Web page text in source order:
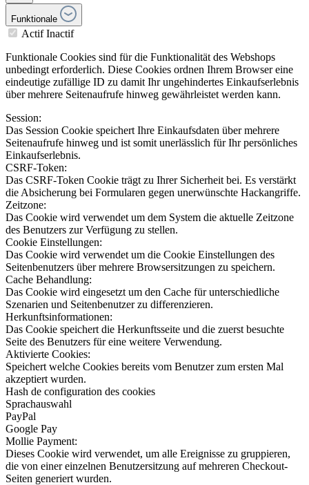
Funktionale
Actif Inactif
Funktionale Cookies sind für die Funktionalität des Webshops
unbedingt erforderlich. Diese Cookies ordnen Ihrem Browser eine
eindeutige zufällige ID zu damit Ihr ungehindertes Einkaufserlebnis
über mehrere Seitenaufrufe hinweg gewährleistet werden kann.
Session:
Das Session Cookie speichert Ihre Einkaufsdaten über mehrere
Seitenaufrufe hinweg und ist somit unerlässlich für Ihr persönliches
Einkaufserlebnis.
CSRF-Token:
Das CSRF-Token Cookie trägt zu Ihrer Sicherheit bei. Es verstärkt
die Absicherung bei Formularen gegen unerwünschte Hackangriffe.
Zeitzone:
Das Cookie wird verwendet um dem System die aktuelle Zeitzone
des Benutzers zur Verfügung zu stellen.
Cookie Einstellungen:
Das Cookie wird verwendet um die Cookie Einstellungen des
Seitenbenutzers über mehrere Browsersitzungen zu speichern.
Cache Behandlung:
Das Cookie wird eingesetzt um den Cache für unterschiedliche
Szenarien und Seitenbenutzer zu differenzieren.
Herkunftsinformationen:
Das Cookie speichert die Herkunftsseite und die zuerst besuchte
Seite des Benutzers für eine weitere Verwendung.
Aktivierte Cookies:
Speichert welche Cookies bereits vom Benutzer zum ersten Mal
akzeptiert wurden.
Hash de configuration des cookies
Sprachauswahl
PayPal
Google Pay
Mollie Payment:
Dieses Cookie wird verwendet, um alle Ereignisse zu gruppieren,
die von einer einzelnen Benutzersitzung auf mehreren Checkout-
Seiten generiert wurden.